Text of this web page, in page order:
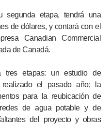
segunda etapa, tendrá una
de dólares, y contará con el
Canadian Commercial
de Canadá.
tres etapas: un estudio de
el pasado año; la
para la reubicación de
de agua potable y de
del proyecto y obras